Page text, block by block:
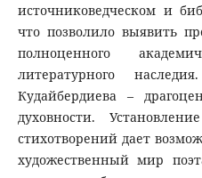
источниковедческом и
что позволило выявить
полноценного
литературного
Кудайбердиева –
духовности.
стихотворений дает
художественный мир